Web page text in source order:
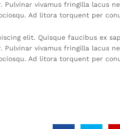
Pulvinar vivamus fringilla lacus
Ad litora torquent per
elit. Quisque faucibus ex
Pulvinar vivamus fringilla lacus
Ad litora torquent per